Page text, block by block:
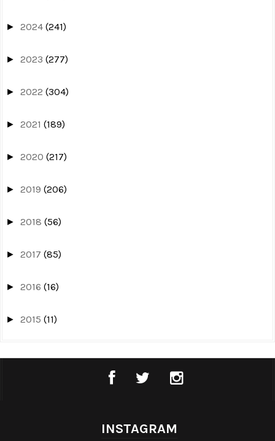
► 2024 (241)
► 2023 (277)
► 2022 (304)
► 2021 (189)
► 2020 (217)
► 2019 (206)
► 2018 (56)
► 2017 (85)
► 2016 (16)
► 2015 (11)
INSTAGRAM